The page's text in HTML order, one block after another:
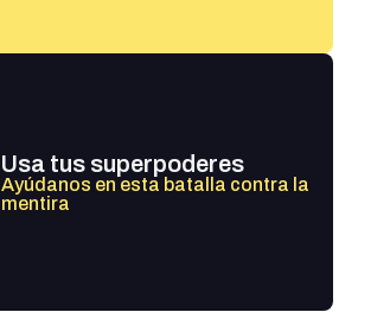
Usa tus superpoderes
Ayúdanos en esta batalla contra la
mentira